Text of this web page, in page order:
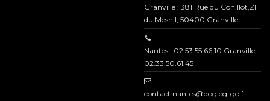
Granville : 381 Rue du Conillot,ZI
du Mesnil, 50400 Granville
Nantes : 02.53.55.66.10 Granville :
02.33.50.61.45
contact.nantes@dogleg-golf-